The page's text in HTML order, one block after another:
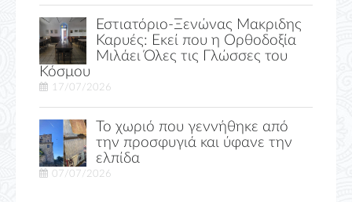
Εστιατόριο-Ξενώνας Μακριδης
Καρυές: Εκεί που η Ορθοδοξία
Μιλάει Όλες τις Γλώσσες του
Κόσμου
17/07/2026
Το χωριό που γεννήθηκε από
την προσφυγιά και ύφανε την
ελπίδα
07/07/2026